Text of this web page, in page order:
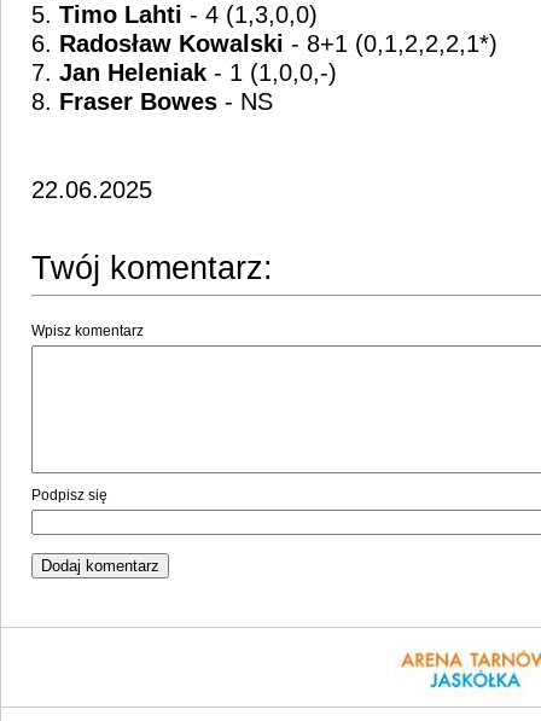
5. Timo Lahti - 4 (1,3,0,0)
6. Radosław Kowalski - 8+1 (0,1,2,2,2,1*)
7. Jan Heleniak - 1 (1,0,0,-)
8. Fraser Bowes - NS
22.06.2025
Twój komentarz:
Wpisz komentarz
Podpisz się